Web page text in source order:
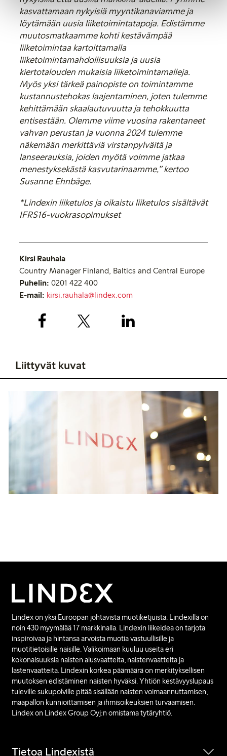
kasvattamaan nykyisiä myyntikanaviamme ja
löytämään uusia liiketoimintatapoja. Edistämme
muutosmatkaammekohti kestävämpää
liiketoimintaa kartoittamalla
liiketoimintamahdollisuuksia ja uusia
kiertotalouden mukaisia liiketoimintamalleja.
Myös yksi tärkeä painopiste on toimintamme
kustannustehokas laajentaminen, joten tulemme
kehittämään skaalautuvuutta ja tehokkuutta
entisestään. Olemme viime vuosina rakentaneet
vahvan perustan ja vuonna 2024 tulemme
näkemään merkittäviä virstanpylväitä ja
lanseerauksia, joiden myötä voimme jatkaa
menestyksekästä kasvutarinaamme,” kertoo
Susanne Ehnbåge.
*Lindexin liiketulos ja oikaistu liiketulos sisältävät
IFRS16-vuokrasopimukset
Kirsi Rauhala
Country Manager Finland, Baltics and Central Europe
Puhelin: 0201 422 400
E-mail: kirsi.rauhala@lindex.com
Liittyvät kuvat
Lindex on yksi Euroopan johtavista muotiketjuista. Lindexillä on
noin 430 myymälää 17 markkinalla. Lindexin liikeidea on tarjota
inspiroivaa ja hintansa arvoista muotia vastuullisille ja
muotitietoisille naisille. Valikoimaan kuuluu useita eri
kokonaisuuksia naisten alusvaatteita, naistenvaatteita ja
lastenvaatteita. Lindexin korkea päämäärä on merkityksellisen
muutoksen edistäminen naisten hyväksi. Yhtiön kestävyyslupaus
tuleville sukupolville pitää sisällään naisten voimaannuttamisen,
maapallon kunnioittamisen ja ihmisoikeuksien turvaamisen.
Lindex on Lindex Group Oyj:n omistama tytäryhtiö.
Tietoa Lindexistä